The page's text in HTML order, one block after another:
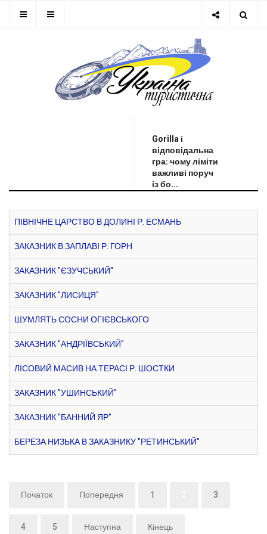
Gorilla і
відповідальна
гра: чому ліміти
важливі поруч
із бо...
ПІВНІЧНЕ ЦАРСТВО В ДОЛИНІ Р. ЕСМАНЬ
ЗАКАЗНИК В ЗАПЛАВІ Р. ГОРН
ЗАКАЗНИК "ЄЗУЧСЬКИЙ"
ЗАКАЗНИК "ЛИСИЦЯ"
ШУМЛЯТЬ СОСНИ ОГІЄВСЬКОГО
ЗАКАЗНИК "АНДРІЇВСЬКИЙ"
ЛІСОВИЙ МАСИВ НА ТЕРАСІ Р. ШОСТКИ
ЗАКАЗНИК "УШИНСЬКИЙ"
ЗАКАЗНИК "БАННИЙ ЯР"
БЕРЕЗА НИЗЬКА В ЗАКАЗНИКУ "РЕТИНСЬКИЙ"
Початок Попередня 1 3
4 5 Наступна Кінець